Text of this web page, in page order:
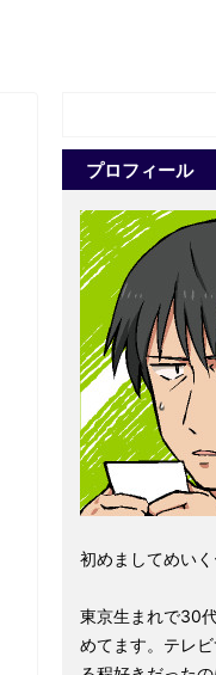
プロフィール
初めましてめいく
東京生まれで30
めてます。テレ